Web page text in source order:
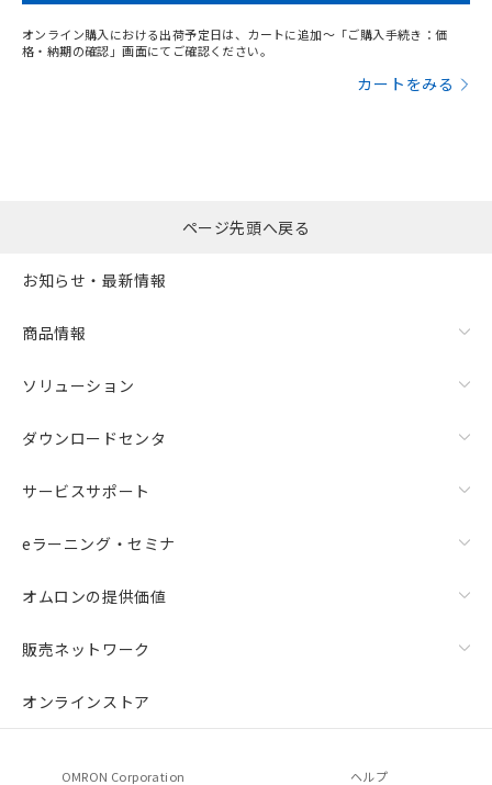
オンライン購入における出荷予定日は、カートに追加～「ご購入手続き：価
格・納期の確認」画面にてご確認ください。
カートをみる
ページ先頭へ戻る
お知らせ・最新情報
商品情報
ソリューション
ダウンロードセンタ
サービスサポート
eラーニング・セミナ
オムロンの提供価値
販売ネットワーク
オンラインストア
OMRON Corporation ヘルプ